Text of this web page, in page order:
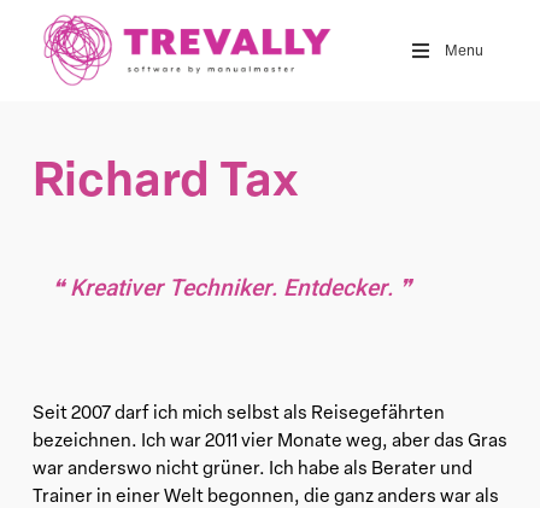
Menu
Richard Tax
Kreativer Techniker. Entdecker.
Seit 2007 darf ich mich selbst als Reisegefährten
bezeichnen. Ich war 2011 vier Monate weg, aber das Gras
war anderswo nicht grüner. Ich habe als Berater und
Trainer in einer Welt begonnen, die ganz anders war als